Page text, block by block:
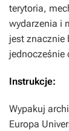
terytoria,
wydarzenia i
jest znacznie
jednocześnie
Instrukcje:
Wypakuj
Europa